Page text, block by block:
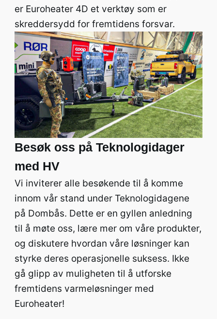
er Euroheater 4D et verktøy som er
skreddersydd for fremtidens forsvar.
Besøk oss på Teknologidager
med HV
Vi inviterer alle besøkende til å komme
innom vår stand under Teknologidagene
på Dombås. Dette er en gyllen anledning
til å møte oss, lære mer om våre produkter,
og diskutere hvordan våre løsninger kan
styrke deres operasjonelle suksess. Ikke
gå glipp av muligheten til å utforske
fremtidens varmeløsninger med
Euroheater!